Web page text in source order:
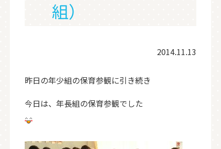
組）
2014.11.13
昨日の年少組の保育参観に引き続き
今日は、年長組の保育参観でした